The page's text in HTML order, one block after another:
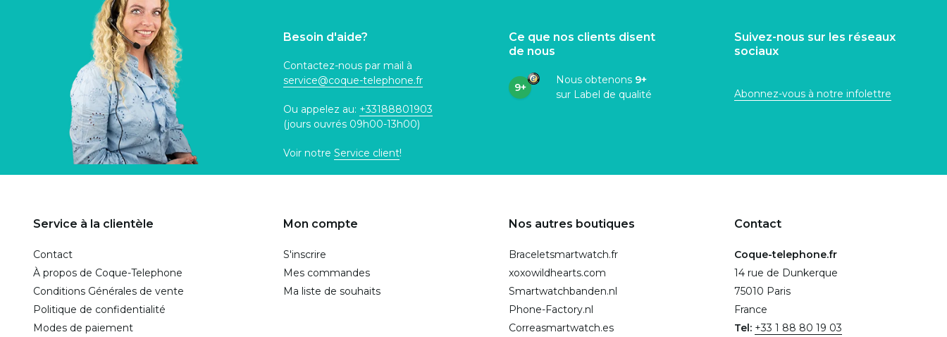
Besoin d'aide?
Contactez-nous par mail à
service@coque-telephone.fr
Ou appelez au: +33188801903
(jours ouvrés 09h00-13h00)
Voir notre Service client!
Ce que nos clients disent
de nous
9+
Nous obtenons 9+
sur Label de qualité
Suivez-nous sur les réseaux
sociaux
Abonnez-vous à notre infolettre
Service à la clientèle
Contact
À propos de Coque-Telephone
Conditions Générales de vente
Politique de confidentialité
Modes de paiement
Mon compte
S'inscrire
Mes commandes
Ma liste de souhaits
Nos autres boutiques
Braceletsmartwatch.fr
xoxowildhearts.com
Smartwatchbanden.nl
Phone-Factory.nl
Correasmartwatch.es
Contact
Coque-telephone.fr
14 rue de Dunkerque
75010 Paris
France
Tel: +33 1 88 80 19 03